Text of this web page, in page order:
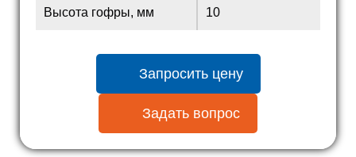
Высота гофры, мм 10
Запросить цену
Задать вопрос